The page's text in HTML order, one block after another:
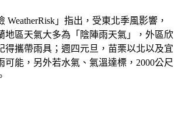
WeatherRisk」指出，受東北季風影響，
地區天氣大多為「陰陣雨天氣」，外區欣
得攜帶雨具；週四元旦，苗栗以北以及宜
可能，另外若水氣、氣溫達標，2000公尺